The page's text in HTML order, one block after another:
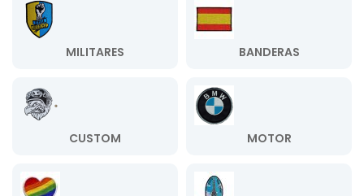
MILITARES BANDERAS
CUSTOM MOTOR